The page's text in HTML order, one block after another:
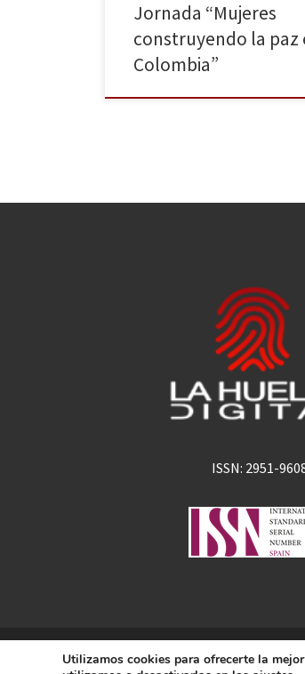
Jornada “Mujeres
construyendo la paz
Colombia”
ISSN: 2951-
© 2026La Huella Digital–
Utilizamos cookies para ofrecerte la